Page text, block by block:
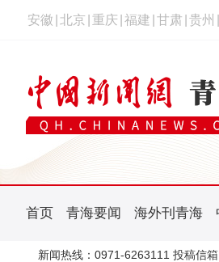
安徽 北京 重庆 福建 甘肃 贵州
首页 青海要闻 海外刊青海
新闻热线：0971-6263111 投稿信